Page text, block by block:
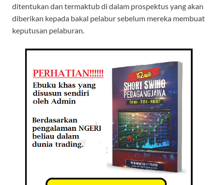
ditentukan dan termaktub di dalam prospektus yang akan
diberikan kepada bakal pelabur sebelum mereka membuat
keputusan pelaburan.